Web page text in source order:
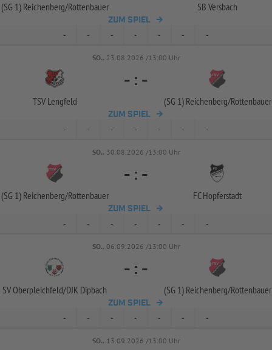
(SG 1) Reichenberg/Rottenbauer SB Versbach
ZUM SPIEL
- - - - - - -
SO.. 23.08.2026 /13:00 Uhr
TSV Lengfeld
- : -
(SG 1) Reichenberg/Rottenbauer
ZUM SPIEL
- - - - - - -
SO.. 30.08.2026 /13:00 Uhr
(SG 1) Reichenberg/Rottenbauer
- : -
FC Hopferstadt
ZUM SPIEL
- - - - - - -
SO.. 06.09.2026 /13:00 Uhr
SV Oberpleichfeld/DJK Dipbach
- : -
(SG 1) Reichenberg/Rottenbauer
ZUM SPIEL
- - - - - - -
SO.. 13.09.2026 /13:00 Uhr